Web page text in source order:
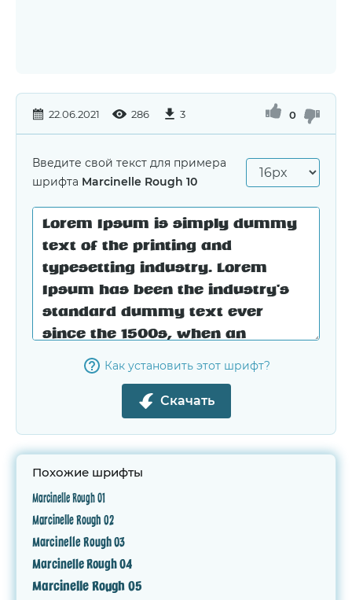
22.06.2021 286 3 0
Введите свой текст для примера
шрифта Marcinelle Rough 10
Как установить этот шрифт?
Скачать
Похожие шрифты
Marcinelle Rough 01
Marcinelle Rough 02
Marcinelle Rough 03
Marcinelle Rough 04
Marcinelle Rough 05